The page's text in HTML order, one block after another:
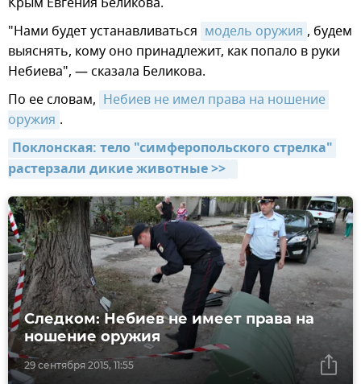
"Нами будет устанавливаться модель оружия , будем
выяснять, кому оно принадлежит, как попало в руки
Небиева", — сказала Беликова.
По ее словам, Небиев не имел права на ношение
оружия .
Поклонская: тело "симферопольского стрелка"
растерзали дикие животные >>
29 сентября 2015, 11:55
Следком: Небиев не имеет права на
ношение оружия